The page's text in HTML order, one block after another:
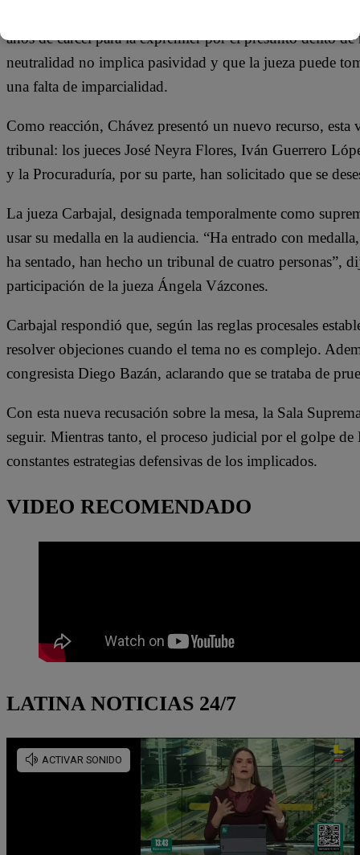
años de cárcel para la expremier por el presunto delito
neutralidad no implica pasividad y que la jueza puede
una falta de imparcialidad.
Como reacción, Chávez presentó un nuevo recurso, esta
tribunal: los jueces José Neyra Flores, Iván Guerrero
y la Procuraduría, por su parte, han solicitado que se
La jueza Carbajal, designada temporalmente como
usar su medalla en la audiencia. “Ha entrado con
ha sentado, han hecho un tribunal de cuatro personas”,
participación de la jueza Ángela Vázcones.
Carbajal respondió que, según las reglas procesales
resolver objeciones cuando el tema no es complejo.
congresista Diego Bazán, aclarando que se trataba de
Con esta nueva recusación sobre la mesa, la Sala
seguir. Mientras tanto, el proceso judicial por el golpe de
constantes estrategias defensivas de los implicados.
VIDEO RECOMENDADO
LATINA NOTICIAS 24/7